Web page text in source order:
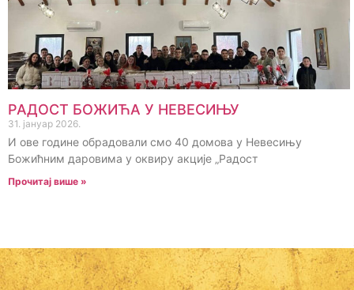
РАДОСТ БОЖИЋА У НЕВЕСИЊУ
31. јануар 2026.
И ове године обрадовали смо 40 домова у Невесињу
Божићним даровима у оквиру акције „Радост
Прочитај више »